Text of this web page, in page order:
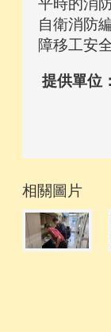
自衛消防
障移工安
提供單位
相關圖片